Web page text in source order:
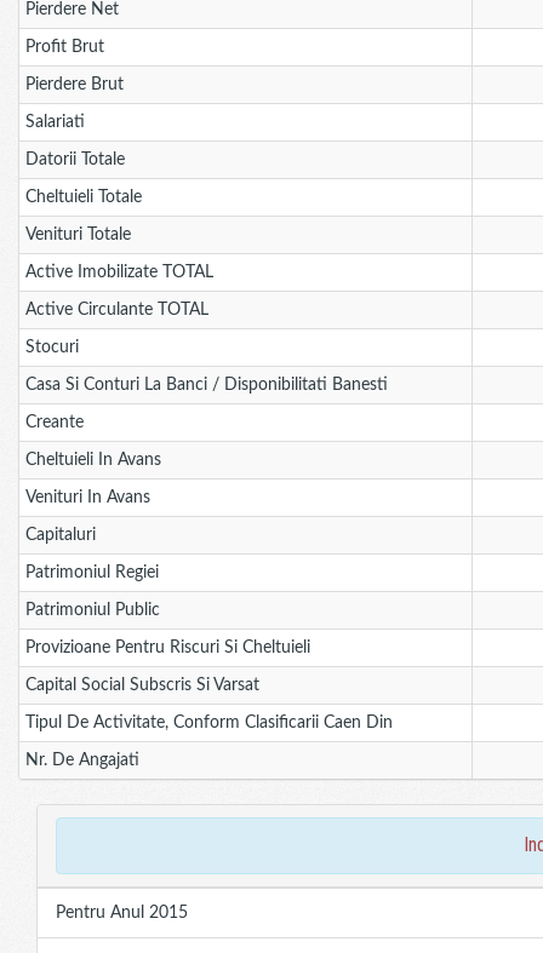
Pierdere Net
Profit Brut
Pierdere Brut
Salariati
Datorii Totale
Cheltuieli Totale
Venituri Totale
Active Imobilizate TOTAL
Active Circulante TOTAL
Stocuri
Casa Si Conturi La Banci / Disponibilitati Banesti
Creante
Cheltuieli In Avans
Venituri In Avans
Capitaluri
Patrimoniul Regiei
Patrimoniul Public
Provizioane Pentru Riscuri Si Cheltuieli
Capital Social Subscris Si Varsat
Tipul De Activitate, Conform Clasificarii Caen Din
Nr. De Angajati
Pentru Anul 2015